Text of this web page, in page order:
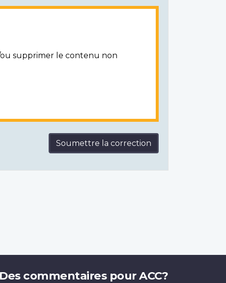
supprimer le contenu non
Soumettre la correction
Des commentaires pour ACC?